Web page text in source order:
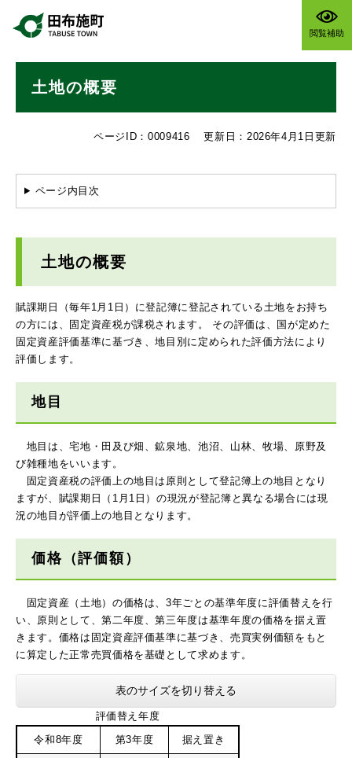
閲覧補助
土地の概要
ページID：0009416 更新日：2026年4月1日更新
ページ内目次
土地の概要
賦課期日（毎年1月1日）に登記簿に登記されている土地をお持ち
の方には、固定資産税が課税されます。 その評価は、国が定めた
固定資産評価基準に基づき、地目別に定められた評価方法により
評価します。
地目​
地目は、宅地・田及び畑、鉱泉地、池沼、山林、牧場、原野及
び雑種地をいいます。
固定資産税の評価上の地目は原則として登記簿上の地目となり
ますが、賦課期日（1月1日）の現況が登記簿と異なる場合には現
況の地目が評価上の地目となります。
価格（評価額）
固定資産（土地）の価格は、3年ごとの基準年度に評価替えを行
い、原則として、第二年度、第三年度は基準年度の価格を据え置
きます。価格は固定資産評価基準に基づき、売買実例価額をもと
に算定した正常売買価格を基礎として求めます。
表のサイズを切り替える
評価替え年度
令和8年度
第3年度 据え置き